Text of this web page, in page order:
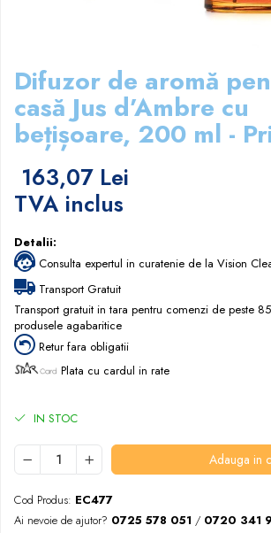
Difuzor de aromă
casă Jus d’Ambre cu
bețișoare, 200 ml -
163,07 Lei
TVA inclus
Detalii:
Consulta expertul in curatenie de la Vision
Transport Gratuit
Transport gratuit in tara pentru comenzi de peste
produsele agabaritice
Retur fara obligatii
Plata cu cardul in rate
IN STOC
Adauga in
Cod Produs: EC477
Ai nevoie de ajutor? 0725 578 051 / 0720 341